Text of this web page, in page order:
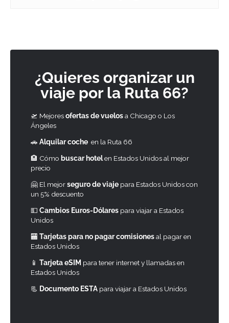
¿Quieres organizar un
viaje por la Ruta 66?
🛫 Mejoresofertas de vuelosa Chicago o Los
Ángeles
🚗 Alquilar coche en la Ruta 66
🏨 Cómo buscar hotelen Estados Unidos al mejor
precio
🤗 El mejorseguro de viaje para Estados Unidos con
un 5% descuento
💵 Cambios Euros-Dólares para viajar a Estados
Unidos
🏧 Tarjetas para no pagar comisionesal pagar en
Estados Unidos
📱 Tarjeta eSIM para tener internet y llamadas en
Estados Unidos
📃 Documento ESTA para viajar a Estados Unidos